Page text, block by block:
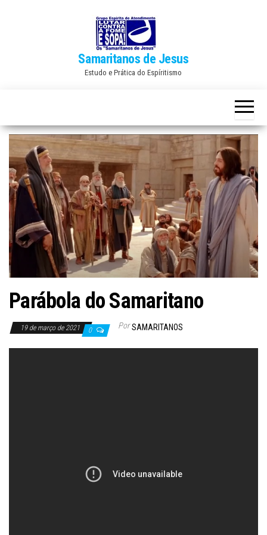
Samaritanos de Jesus
Estudo e Prática do Espíritismo
Parábola do Samaritano
19 de março de 2021 0 Por SAMARITANOS